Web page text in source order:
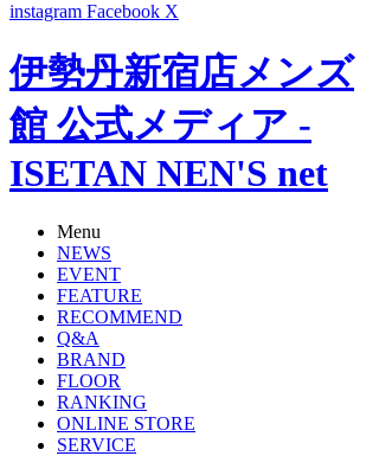
instagram Facebook X
伊勢丹新宿店メンズ
館 公式メディア -
ISETAN NEN'S net
Menu
NEWS
EVENT
FEATURE
RECOMMEND
Q&A
BRAND
FLOOR
RANKING
ONLINE STORE
SERVICE